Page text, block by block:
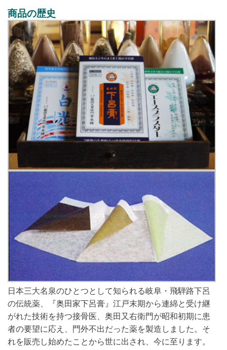
商品の歴史
日本三大名泉のひとつとして知られる岐阜・飛騨路下呂
の伝統薬、『奥田家下呂膏』江戸末期から連綿と受け継
がれた技術を持つ接骨医、奥田又右衛門が昭和初期に患
者の要望に応え、門外不出だった薬を製造しました。そ
れを販売し始めたことから世に出され、今に至ります。